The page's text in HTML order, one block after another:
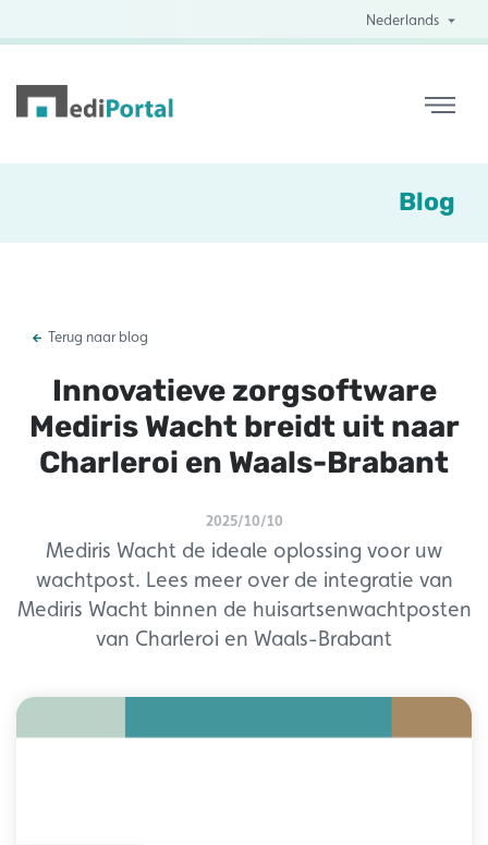
Nederlands
Blog
Terug naar blog
Innovatieve zorgsoftware
Mediris Wacht breidt uit naar
Charleroi en Waals-Brabant
2025/10/10
Mediris Wacht de ideale oplossing voor uw
wachtpost. Lees meer over de integratie van
Mediris Wacht binnen de huisartsenwachtposten
van Charleroi en Waals-Brabant